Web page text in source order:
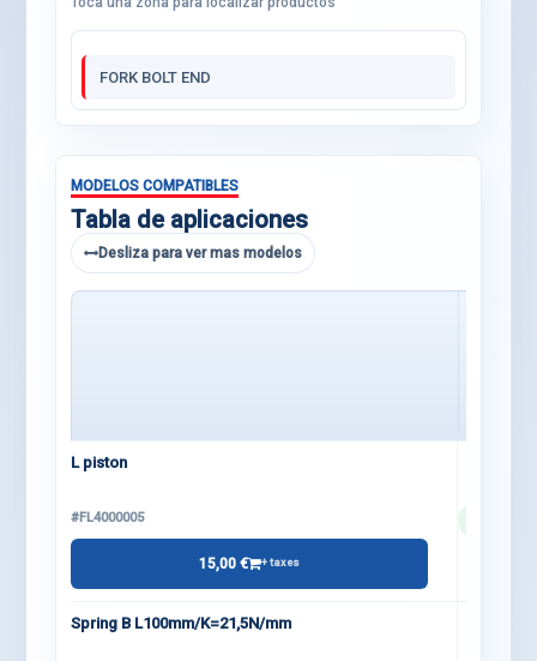
FORK BOLT END
MODELOS COMPATIBLES
Tabla de aplicaciones
Desliza para ver mas modelos
L piston
#FL4000005
15,00 € + taxes
Spring B L100mm/K=21,5N/mm